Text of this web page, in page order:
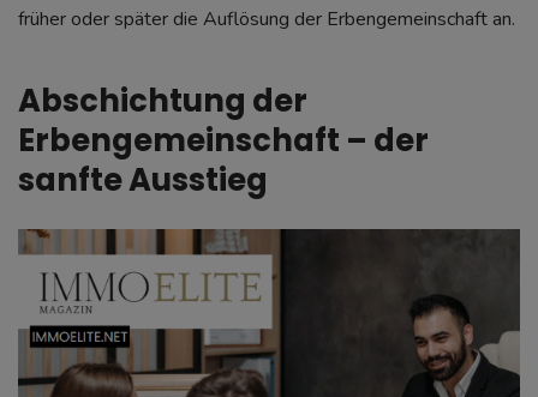
früher oder später die Auflösung der Erbengemeinschaft an.
Abschichtung der
Erbengemeinschaft – der
sanfte Ausstieg